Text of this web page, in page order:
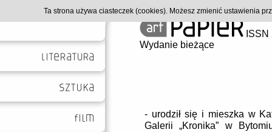
Wydanie bieżące
- urodził się i mieszka w
Galerii „Kronika” w
Ta strona używa ciasteczek (cookies). Możesz zmienić ustawienia